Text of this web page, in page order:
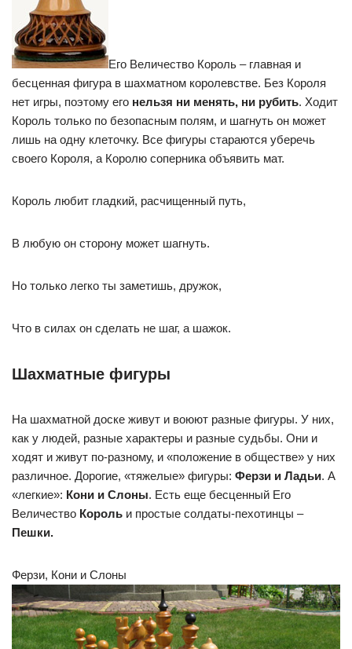
Его Величество Король – главная и
бесценная фигура в шахматном королевстве. Без Короля
нет игры, поэтому его нельзя ни менять, ни рубить. Ходит
Король только по безопасным полям, и шагнуть он может
лишь на одну клеточку. Все фигуры стараются уберечь
своего Короля, а Королю соперника объявить мат.
Король любит гладкий, расчищенный путь,
В любую он сторону может шагнуть.
Но только легко ты заметишь, дружок,
Что в силах он сделать не шаг, а шажок.
Шахматные фигуры
На шахматной доске живут и воюют разные фигуры. У них,
как у людей, разные характеры и разные судьбы. Они и
ходят и живут по-разному, и «положение в обществе» у них
различное. Дорогие, «тяжелые» фигуры: Ферзи и Ладьи. А
«легкие»: Кони и Слоны. Есть еще бесценный Его
Величество Король и простые солдаты-пехотинцы –
Пешки.
Ферзи, Кони и Слоны